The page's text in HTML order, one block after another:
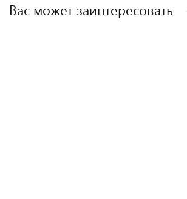
Вас может заинтересовать